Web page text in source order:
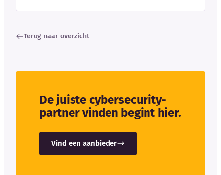
Terug naar overzicht
De juiste cybersecurity-
partner vinden begint hier.
Vind een aanbieder